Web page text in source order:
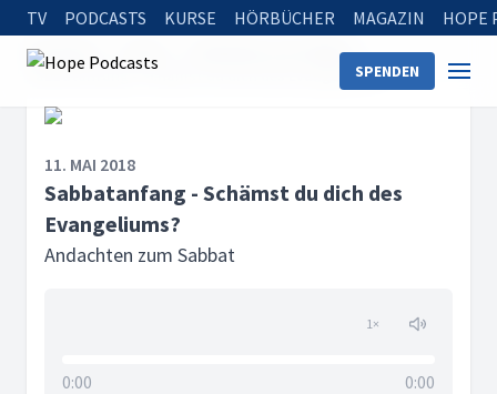
TV PODCASTS KURSE HÖRBÜCHER MAGAZIN HOPE
SPENDEN
Startseite
Andachten zum Sabbat
Sabbatanfang - Schämst du dich des Evangeliums?
11. MAI 2018
Sabbatanfang - Schämst du dich des
Evangeliums?
Andachten zum Sabbat
1×
0:00 0:00